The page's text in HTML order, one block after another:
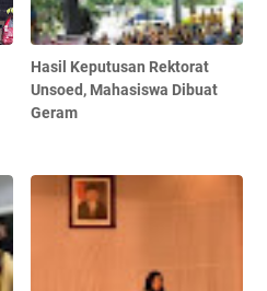
Hasil Keputusan Rektorat
Unsoed, Mahasiswa Dibuat
Geram